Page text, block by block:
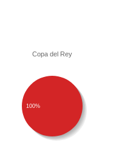
Copa del Rey
100%